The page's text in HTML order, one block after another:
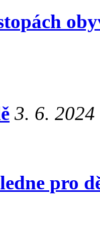
3. 6. 2024
pro